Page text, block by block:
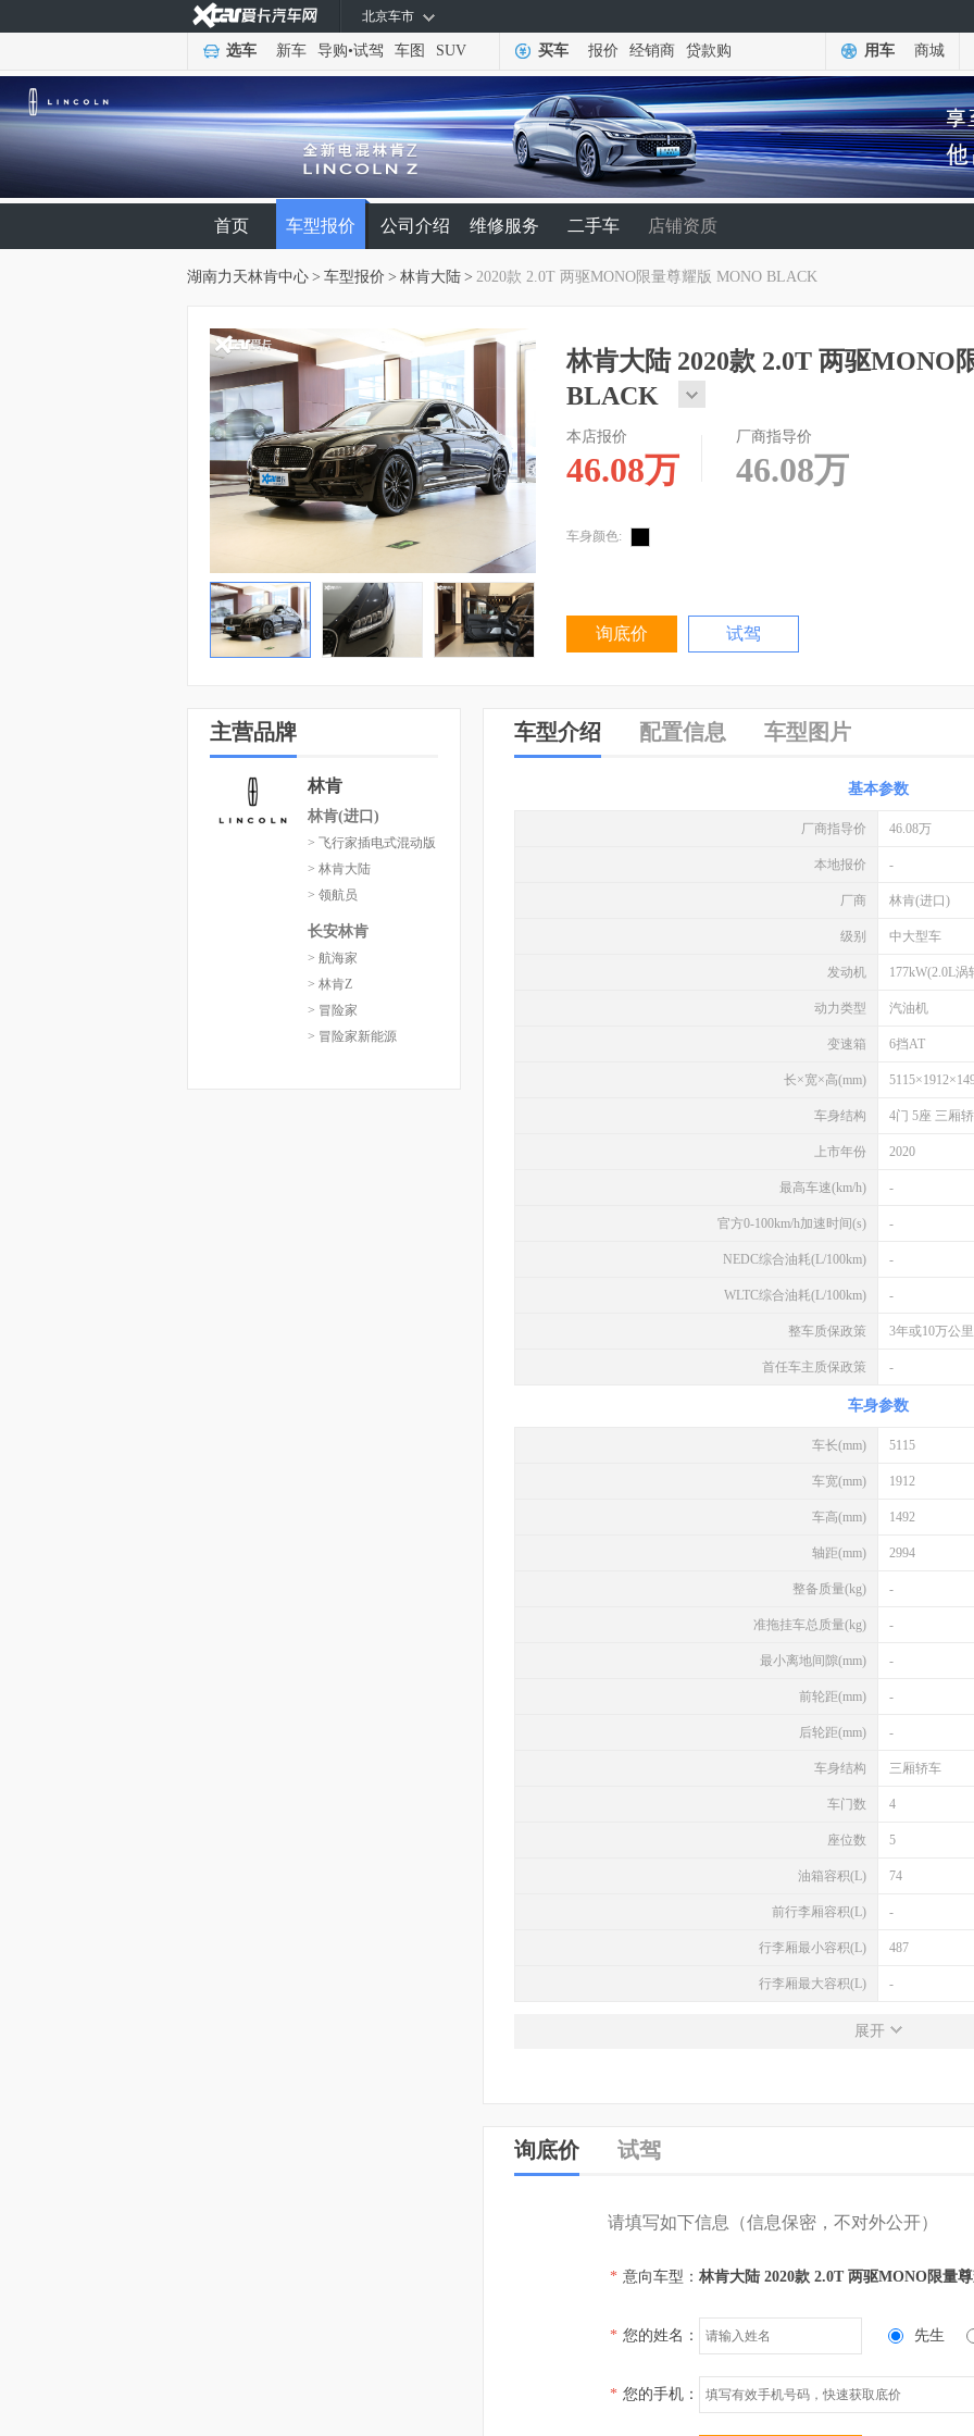
北京车市
选车 新车 导购•试驾 车图 SUV 买车 报价 经销商 贷款购 用车 商城
首页 车型报价 公司介绍 维修服务 二手车 店铺资质
湖南力天林肯中心 > 车型报价 > 林肯大陆 > 2020款 2.0T 两驱MONO限量尊耀版 MONO BLACK
林肯大陆 2020款 2.0T 两驱MONO
BLACK
本店报价
46.08万
厂商指导价
46.08万
车身颜色:
询底价 试驾
主营品牌
林肯
林肯(进口)
> 飞行家插电式混动版
> 林肯大陆
> 领航员
长安林肯
> 航海家
> 林肯Z
> 冒险家
> 冒险家新能源
车型介绍 配置信息 车型图片
基本参数
厂商指导价 46.08万
本地报价 -
厂商 林肯(进口)
级别 中大型车
发动机 177kW(2.0L涡
动力类型 汽油机
变速箱 6挡AT
长×宽×高(mm)
车身结构 4门 5座 三厢
上市年份 2020
最高车速(km/h) -
官方0-100km/h加速时间(s) -
NEDC综合油耗(L/100km) -
WLTC综合油耗(L/100km) -
整车质保政策 3年或10万公里
首任车主质保政策 -
车身参数
车长(mm) 5115
车宽(mm) 1912
车高(mm) 1492
轴距(mm) 2994
整备质量(kg) -
准拖挂车总质量(kg) -
最小离地间隙(mm) -
前轮距(mm) -
后轮距(mm) -
车身结构 三厢轿车
车门数 4
座位数 5
油箱容积(L) 74
前行李厢容积(L) -
行李厢最小容积(L) 487
行李厢最大容积(L) -
发动机
每缸气门数(个) 4
缸径(mm) -
展开
询底价 试驾
请填写如下信息（信息保密，不对外公开）
* 意向车型： 林肯大陆 2020款 2.0T 两驱MONO限量
* 您的姓名： 先生
* 您的手机：